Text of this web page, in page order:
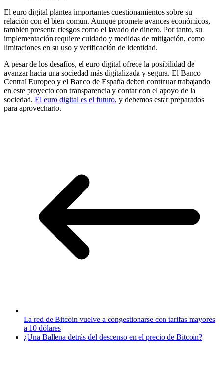
El euro digital plantea importantes cuestionamientos sobre su
relación con el bien común. Aunque promete avances económicos,
también presenta riesgos como el lavado de dinero. Por tanto, su
implementación requiere cuidado y medidas de mitigación, como
limitaciones en su uso y verificación de identidad.
A pesar de los desafíos, el euro digital ofrece la posibilidad de
avanzar hacia una sociedad más digitalizada y segura. El Banco
Central Europeo y el Banco de España deben continuar trabajando
en este proyecto con transparencia y contar con el apoyo de la
sociedad. El euro digital es el futuro, y debemos estar preparados
para aprovecharlo.
La red de Bitcoin vuelve a congestionarse con tarifas mayores
a 10 dólares
¿Una Ballena detrás del descenso en el precio de Bitcoin?